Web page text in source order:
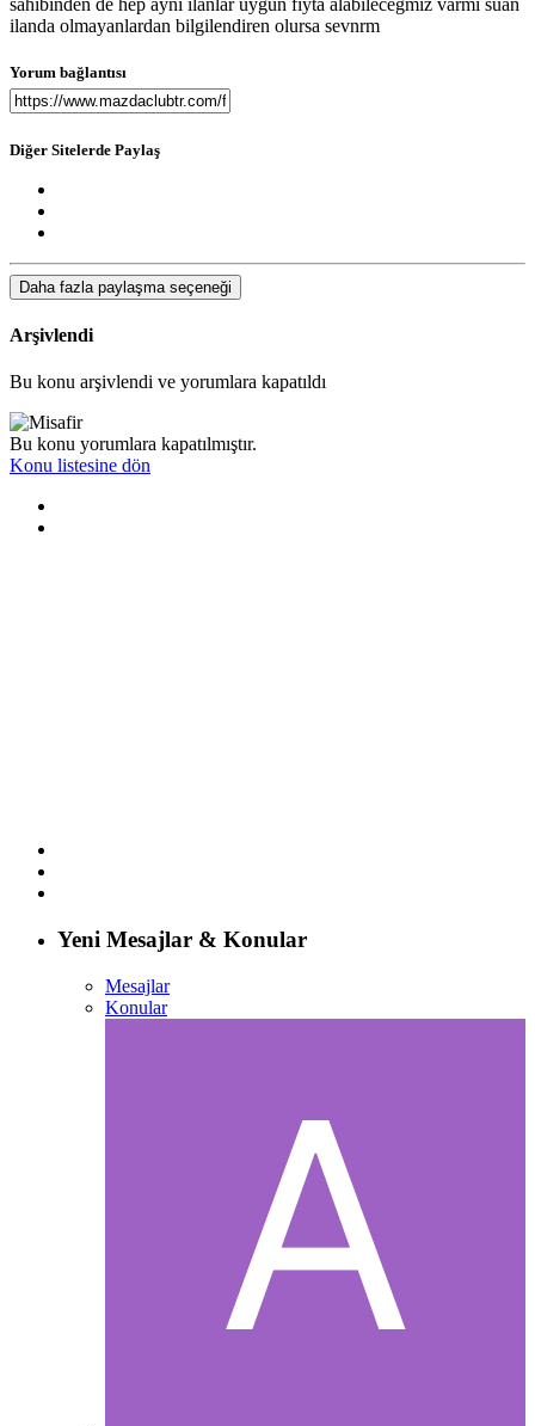
sahibinden de hep ayni ilanlar uygun fiyta alabilecegmiz varmi suan
ilanda olmayanlardan bilgilendiren olursa sevnrm
Yorum bağlantısı
Diğer Sitelerde Paylaş
Daha fazla paylaşma seçeneği
Arşivlendi
Bu konu arşivlendi ve yorumlara kapatıldı
Bu konu yorumlara kapatılmıştır.
Konu listesine dön
Yeni Mesajlar & Konular
Mesajlar
Konular